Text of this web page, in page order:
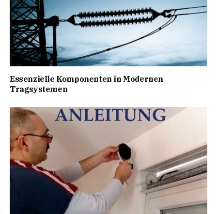
Essenzielle Komponenten in Modernen
Tragsystemen